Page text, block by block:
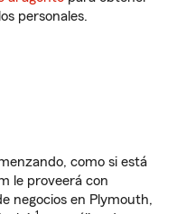
personales.
como si está
le proveerá con
negocios en Plymouth,